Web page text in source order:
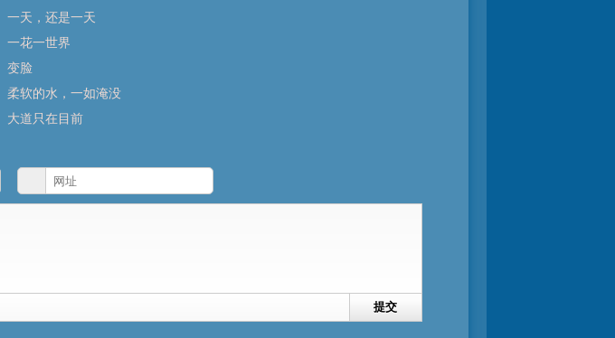
一天，还是一天
一花一世界
变脸
柔软的水，一如淹没
大道只在目前